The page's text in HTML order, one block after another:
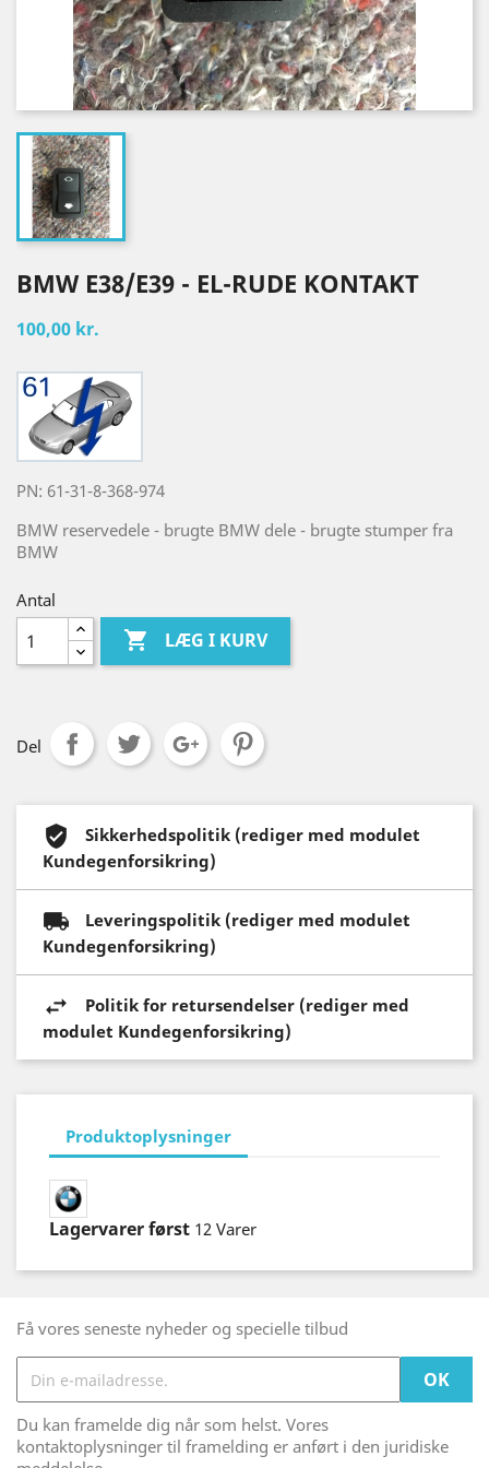
BMW E38/E39 - EL-RUDE KONTAKT
100,00 kr.
PN: 61-31-8-368-974
BMW reservedele - brugte BMW dele - brugte stumper fra
BMW
Antal
 LÆG I KURV
Del
Sikkerhedspolitik (rediger med modulet
Kundegenforsikring)
Leveringspolitik (rediger med modulet
Kundegenforsikring)
Politik for retursendelser (rediger med
modulet Kundegenforsikring)
Produktoplysninger
Lagervarer først 12 Varer
Få vores seneste nyheder og specielle tilbud
Du kan framelde dig når som helst. Vores
kontaktoplysninger til framelding er anført i den juridiske